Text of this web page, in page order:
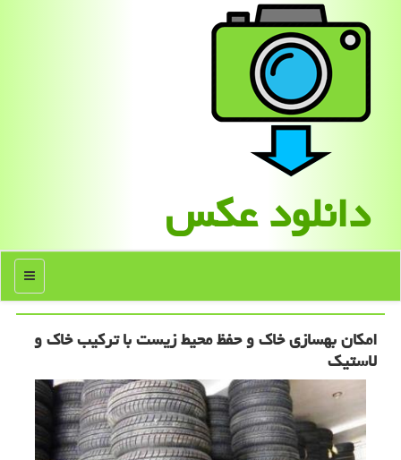
دانلود عكس
منو
امكان بهسازی خاك و حفظ محیط زیست با تركیب خاك و
لاستیك